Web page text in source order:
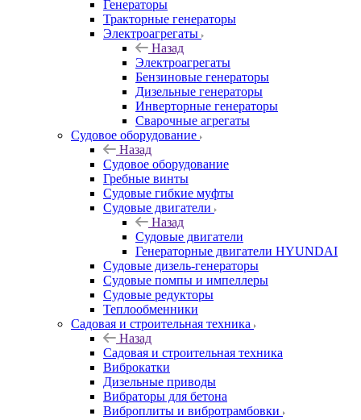
Генераторы
Тракторные генераторы
Электроагрегаты
Назад
Электроагрегаты
Бензиновые генераторы
Дизельные генераторы
Инверторные генераторы
Сварочные агрегаты
Судовое оборудование
Назад
Судовое оборудование
Гребные винты
Судовые гибкие муфты
Судовые двигатели
Назад
Судовые двигатели
Генераторные двигатели HYUNDAI
Судовые дизель-генераторы
Судовые помпы и импеллеры
Судовые редукторы
Теплообменники
Садовая и строительная техника
Назад
Садовая и строительная техника
Виброкатки
Дизельные приводы
Вибраторы для бетона
Виброплиты и вибротрамбовки